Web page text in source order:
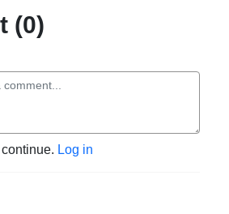
(0)
Log in